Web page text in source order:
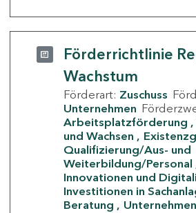
Förderrichtlinie
Wachstum
Förderart: Zuschuss
Unternehmen
Arbeitsplatzförderung
und Wachsen
Qualifizierung/Aus- und
Weiterbildung/Personal
Innovationen und
Investitionen in
Beratung